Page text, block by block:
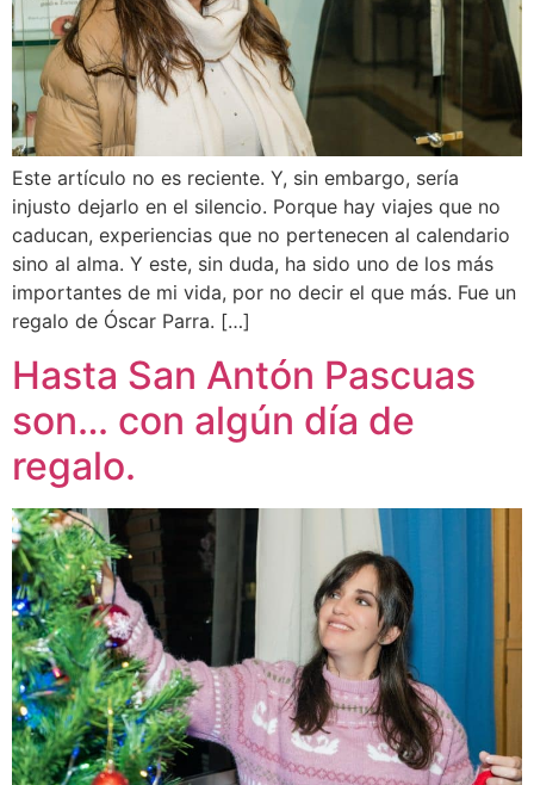
Este artículo no es reciente. Y, sin embargo, sería
injusto dejarlo en el silencio. Porque hay viajes que no
caducan, experiencias que no pertenecen al calendario
sino al alma. Y este, sin duda, ha sido uno de los más
importantes de mi vida, por no decir el que más. Fue un
regalo de Óscar Parra. […]
Hasta San Antón Pascuas
son… con algún día de
regalo.